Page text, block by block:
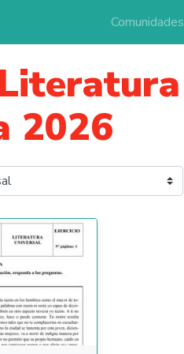
Comunidades
Literatura
2026